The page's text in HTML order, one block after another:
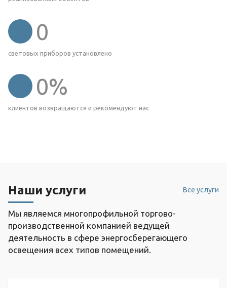
0
световых приборов установлено
0%
клиентов возвращаются и рекомендуют нас
Все услуги
Наши услуги
Мы являемся многопрофильной торгово-
производственной компанией ведущей
деятельность в сфере энергосберегающего
освещения всех типов помещений.